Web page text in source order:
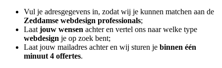
Vul je adresgegevens in, zodat wij je kunnen matchen aan de
Zeddamse webdesign professionals;
Laat jouw wensen achter en vertel ons naar welke type
webdesign je op zoek bent;
Laat jouw mailadres achter en wij sturen je binnen één
minuut 4 offertes.